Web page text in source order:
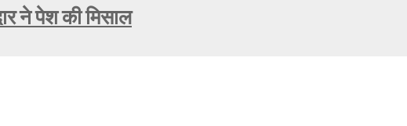
ने पेश की मिसाल